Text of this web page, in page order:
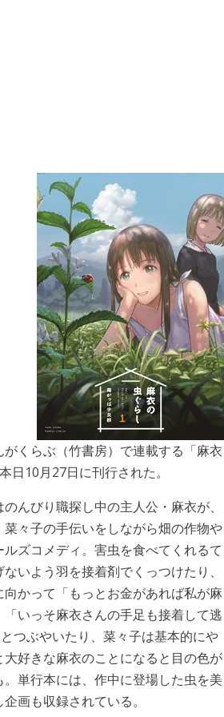
がくらぶ（竹書房）で連載する「麻衣
日10月27日に刊行された。
のんびり職探し中の主人公・麻衣が、
々子の手伝いをしながら畑の作物や
ズコメディ。害虫を食べてくれるて
いよう羽を接着剤でくっつけたり、
かって「もっとお金があれば私が麻
いっそ麻衣さんの手足も接着して逃
つぶやいたり、菜々子は基本的にや
好きな麻衣のことになると目の色が
単行本には、作中に登場した虫を美
画も収録されている。